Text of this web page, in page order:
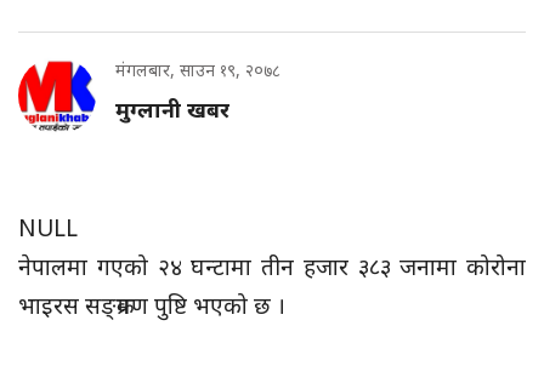
मंगलबार, साउन १९, २०७८
मुग्लानी खबर
NULL
नेपालमा गएको २४ घन्टामा तीन हजार ३८३ जनामा कोरोना
भाइरस सङ्क्रमण पुष्टि भएको छ ।